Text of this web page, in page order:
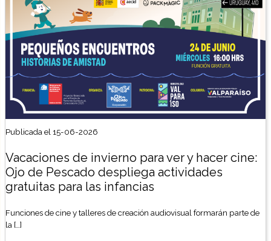
Publicada el 15-06-2026
Vacaciones de invierno para ver y hacer cine:
Ojo de Pescado despliega actividades
gratuitas para las infancias
Funciones de cine y talleres de creación audiovisual formarán parte de
la […]